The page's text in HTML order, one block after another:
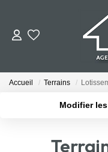
Accueil Terrains
Modifier